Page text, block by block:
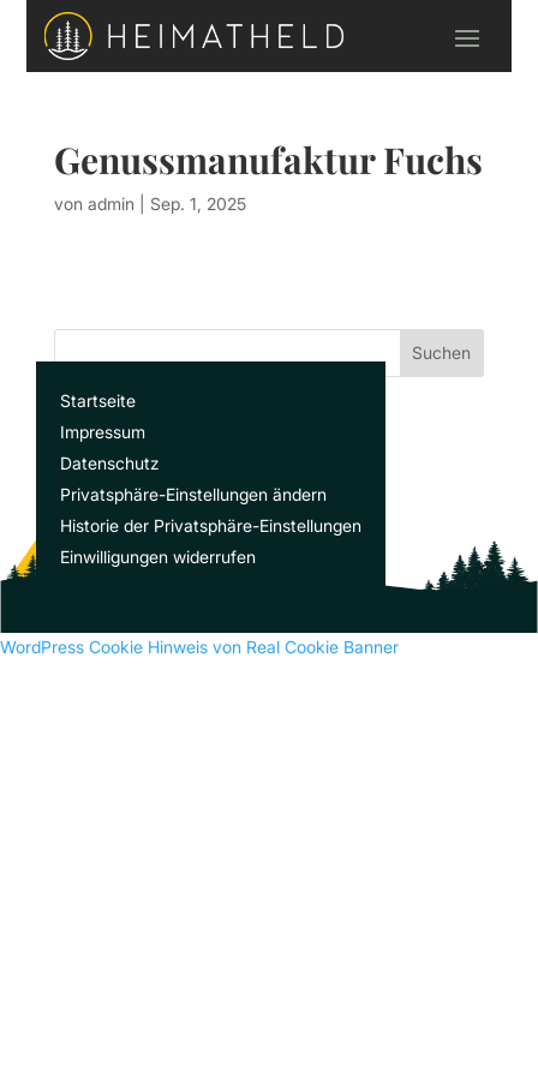
Genussmanufaktur Fuchs
von admin Sep. 1, 2025
Suchen
Recent Posts
Recent Comments
Es sind keine Kommentare vorhanden.
Startseite
Impressum
Datenschutz
Privatsphäre-Einstellungen ändern
Historie der Privatsphäre-Einstellungen
Einwilligungen widerrufen
WordPress Cookie Hinweis von Real Cookie Banner